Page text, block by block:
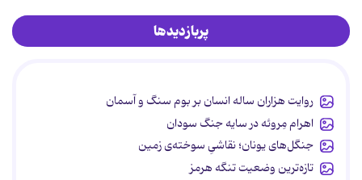
پربازدیدها
روایت هزاران ساله انسان بر بوم سنگ و آسمان
اهرام مِروئه در سایه جنگ سودان
جنگل‌های یونان؛ نقاشیِ سوخته‌ی زمین
تازه‌ترین وضعیت تنگه هرمز